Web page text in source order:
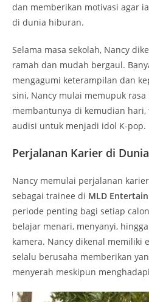
dan memberikan motivasi agar
di dunia hiburan.
Selama masa sekolah, Nancy
ramah dan mudah bergaul.
mengagumi keterampilan dan
sini, Nancy mulai memupuk
membantunya di kemudian
audisi untuk menjadi idol K-pop.
Perjalanan Karier di
Nancy memulai perjalanan
sebagai trainee di MLD
periode penting bagi setiap
belajar menari, menyanyi,
kamera. Nancy dikenal memiliki
selalu berusaha memberikan
menyerah meskipun